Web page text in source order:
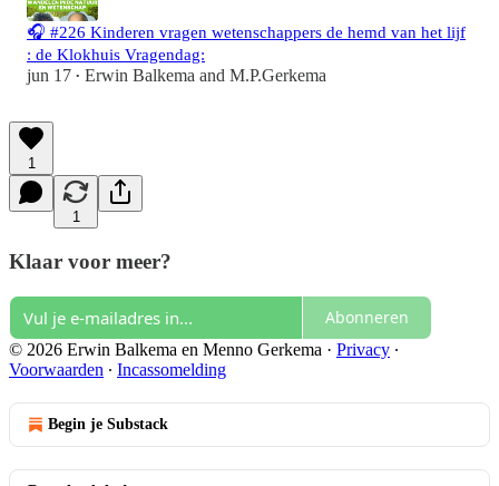
🎧 #226 Kinderen vragen wetenschappers de hemd van het lijf
: de Klokhuis Vragendag:
jun 17 • Erwin Balkema and M.P.Gerkema
1
1
Klaar voor meer?
Abonneren
© 2026 Erwin Balkema en Menno Gerkema · Privacy ∙
Voorwaarden ∙ Incassomelding
Begin je Substack